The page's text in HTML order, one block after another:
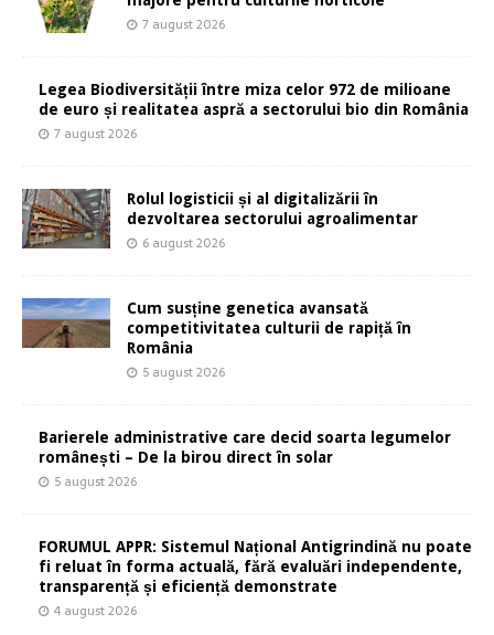
7 august 2026
Legea Biodiversității între miza celor 972 de milioane
de euro și realitatea aspră a sectorului bio din România
7 august 2026
Rolul logisticii și al digitalizării în
dezvoltarea sectorului agroalimentar
6 august 2026
Cum susține genetica avansată
competitivitatea culturii de rapiță în
România
5 august 2026
Barierele administrative care decid soarta legumelor
românești – De la birou direct în solar
5 august 2026
FORUMUL APPR: Sistemul Național Antigrindină nu poate
fi reluat în forma actuală, fără evaluări independente,
transparență și eficiență demonstrate
4 august 2026